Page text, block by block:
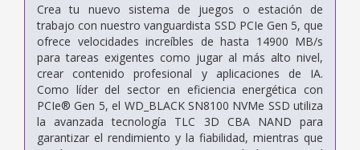
Crea tu nuevo sistema de juegos o estación de
trabajo con nuestro vanguardista SSD PCIe Gen 5, que
ofrece velocidades increíbles de hasta 14900 MB/s
para tareas exigentes como jugar al más alto nivel,
crear contenido profesional y aplicaciones de IA.
Como líder del sector en eficiencia energética con
PCIe® Gen 5, el WD_BLACK SN8100 NVMe SSD utiliza
la avanzada tecnología TLC 3D CBA NAND para
garantizar el rendimiento y la fiabilidad, mientras que